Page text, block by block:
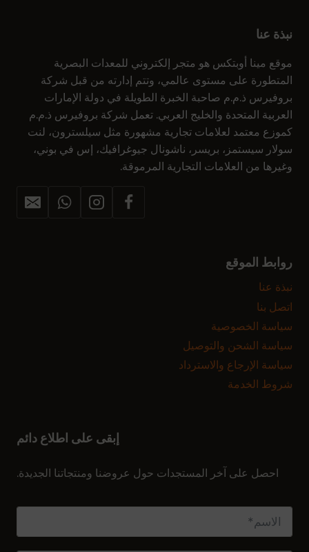
نبذة عنا
موقع مينا أوبتكس هو متجر إلكتروني للمعدات البصرية
المتطورة على مستوى عالمي، وتتم إدارته من قبل شركة
بروفيرس ذ.م.م صاحبة الخبرة الطويلة في دولة الإمارات
العربية المتحدة والخليج العربي. تعمل شركة بروفيرس ذ.م.م
كموزع معتمد لعلامات تجارية مشهورة مثل سيلسترون، لنت
سولار سيستمز، بريسر، ناشونال جيوغرافيك، إس في بوني،
وغيرها من العلامات التجارية المرموقة.
روابط الموقع
نبذة عنا
اتصل بنا
سياسة الخصوصية
سياسة الشحن والتوصيل
سياسة الإرجاع والاسترداد
شروط الخدمة
إبقى على اطلاع دائم
احصل على آخر المستجدات حول عروضنا ومنتجاتنا الجديدة.